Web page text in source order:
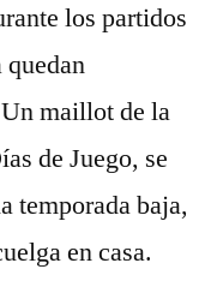
los partidos
quedan
maillot de la
de Juego, se
temporada baja,
en casa.